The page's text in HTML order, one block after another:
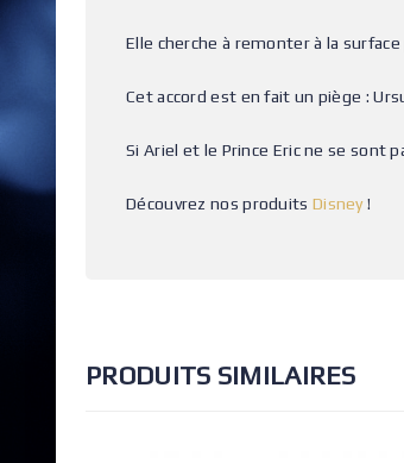
Elle cherche à remonter à la
Cet accord est en fait un piège :
Si Ariel et le Prince Eric ne se sont
Découvrez nos produits Disney!
PRODUITS SIMILAIRES